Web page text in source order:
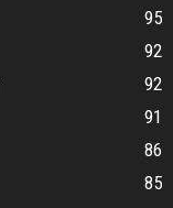
95
92
92
91
86
85